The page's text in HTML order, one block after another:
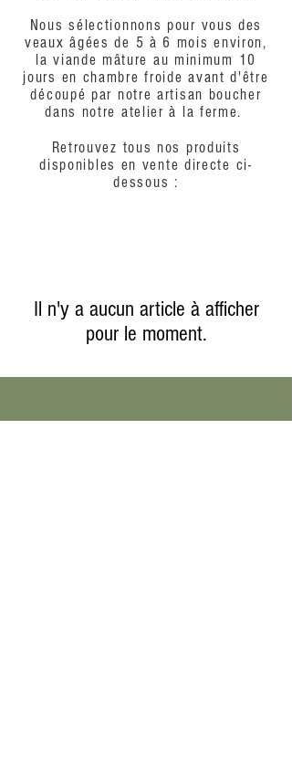
Nous sélectionnons pour vous des
veaux âgées de 5 à 6 mois environ,
la viande mâture au minimum 10
jours en chambre froide avant d'être
découpé par notre artisan boucher
dans notre atelier à la ferme.
Retrouvez tous nos produits
disponibles en vente directe ci-
dessous :
Il n'y a aucun article à afficher
pour le moment.